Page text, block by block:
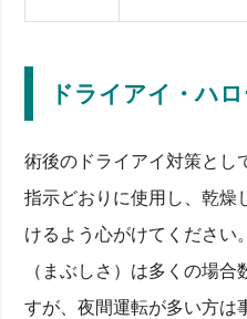
ドライアイ・ハ
術後のドライアイ対策とし
指示どおりに使用し、乾燥
けるよう心がけてください
（まぶしさ）は多くの場
すが、夜間運転が多い方は